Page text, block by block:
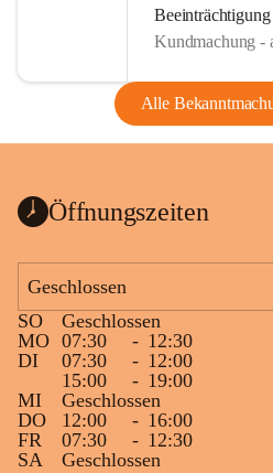
Kundmachung -
Alle
Öffnungszeiten
Geschlossen
SO
Geschlossen
MO 07:30 - 12:30
DI
07:30 - 12:00
15:00
- 19:00
MI
Geschlossen
DO
12:00 - 16:00
FR
07:30 - 12:30
SA
Geschlossen